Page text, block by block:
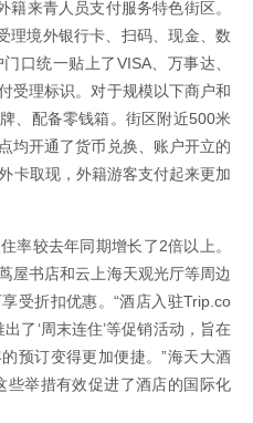
籍来青人员支付服务特色街区。
理境外银行卡、扫码、现金、数
口统一贴上了VISA、万事达、
受理标识。对于规模以下商户和
、配备零钱箱。街区附近500米
均开通了货币兑换、账户开立的
卡取现，外籍游客支付起来更加
率较去年同期增长了2倍以上。
屋书店和云上海天观光厅等周边
受折扣优惠。“酒店入驻Trip.co
了‘周末连住’等促销活动，旨在
预订变得更加便捷。”海天大酒
些举措有效促进了酒店的国际化